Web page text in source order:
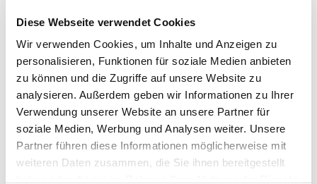
Diese Webseite verwendet Cookies
Wir verwenden Cookies, um Inhalte und Anzeigen zu
personalisieren, Funktionen für soziale Medien anbieten
zu können und die Zugriffe auf unsere Website zu
analysieren. Außerdem geben wir Informationen zu Ihrer
Verwendung unserer Website an unsere Partner für
soziale Medien, Werbung und Analysen weiter. Unsere
Partner führen diese Informationen möglicherweise mit
weiteren Daten zusammen, die Sie ihnen bereitgestellt
genormten Mindeststandards entsprechen,
unterscheiden sich jedoch dennoch, beispielsweise in
Bezug auf ihren Schwefelgehalt. Bei der Auswahl
empfiehlt es sich, Empfehlungen von Herstellern und
Experten zu beachten. So lässt sich am Ende
sicherstellen, dass Sie das Heizöl in Eriskirch
verwenden, mit dem Ihr Heizungssystem am besten
harmoniert. Dann arbeitet Ihre Anlage problemlos und
somit am effizientesten. Wir beraten Sie gerne